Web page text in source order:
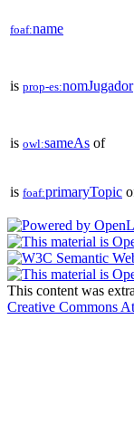
foaf:name
is prop-es:nomJugador
is owl:sameAs of
is foaf:primaryTopic
This content was
Creative Commons